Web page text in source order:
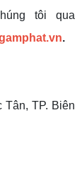
tôi qua
.
Tân, TP. Biên